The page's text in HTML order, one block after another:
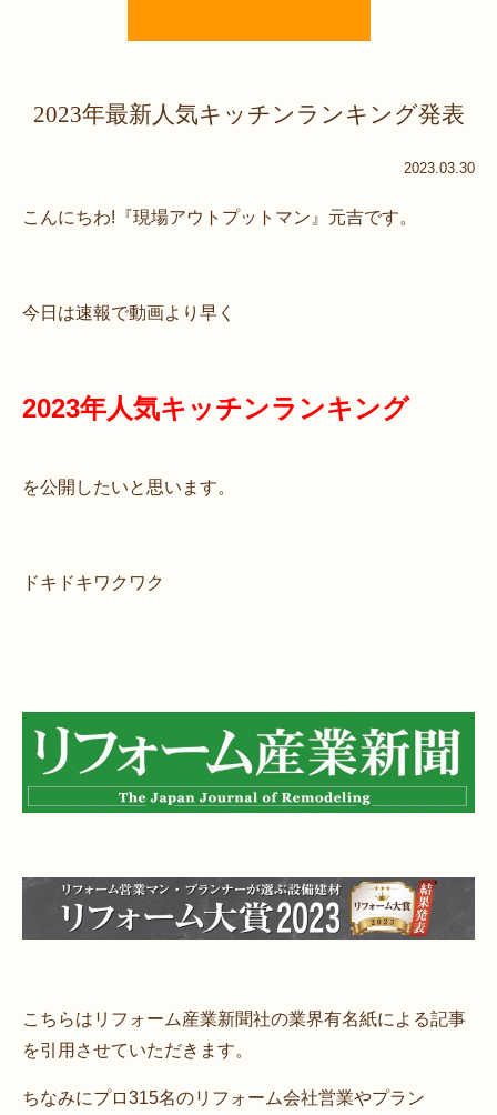
2023年最新人気キッチンランキング発表
2023.03.30
こんにちわ!『現場アウトプットマン』元吉です。
今日は速報で動画より早く
2023年人気キッチンランキング
を公開したいと思います。
ドキドキワクワク
こちらはリフォーム産業新聞社の業界有名紙による記事
を引用させていただきます。
ちなみにプロ315名のリフォーム会社営業やプラン